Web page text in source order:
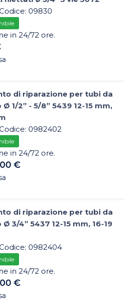
09830
in 24/72 ore.
di riparazione per tubi da
1/2” - 5/8” 5439 12-15 mm,
0982402
in 24/72 ore.
€
di riparazione per tubi da
3/4” 5437 12-15 mm, 16-19
0982404
in 24/72 ore.
€